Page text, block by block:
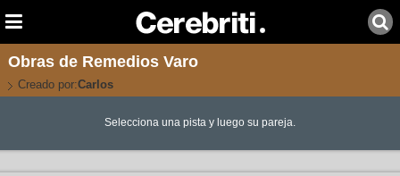
Obras de Remedios Varo
Creado por:Carlos
Selecciona una pista y luego su pareja.